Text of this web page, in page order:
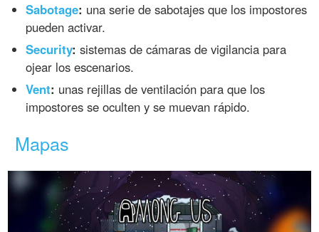
Sabotage: una serie de sabotajes que los impostores
pueden activar.
Security: sistemas de cámaras de vigilancia para
ojear los escenarios.
Vent: unas rejillas de ventilación para que los
impostores se oculten y se muevan rápido.
Mapas